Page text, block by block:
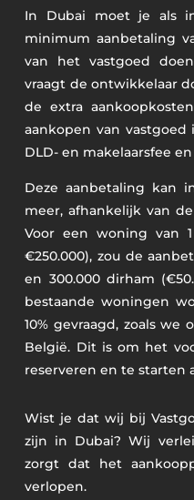
In Dubai moet je als
minimum aanbetaling
van het vastgoed
vraagt de ontwikkelaar
de extra
aankopen van
DLD- en makelaarsfee
Deze aanbetaling kan
meer, afhankelijk van
Voor een woning van
€250.000), zou de
en 300.000 dirham
bestaande woningen
10% gevraagd, zoals
België. Dit is om het
reserveren en te starten
Wist je dat wij bij
zijn in Dubai? Wij
zorgt dat het
verlopen.